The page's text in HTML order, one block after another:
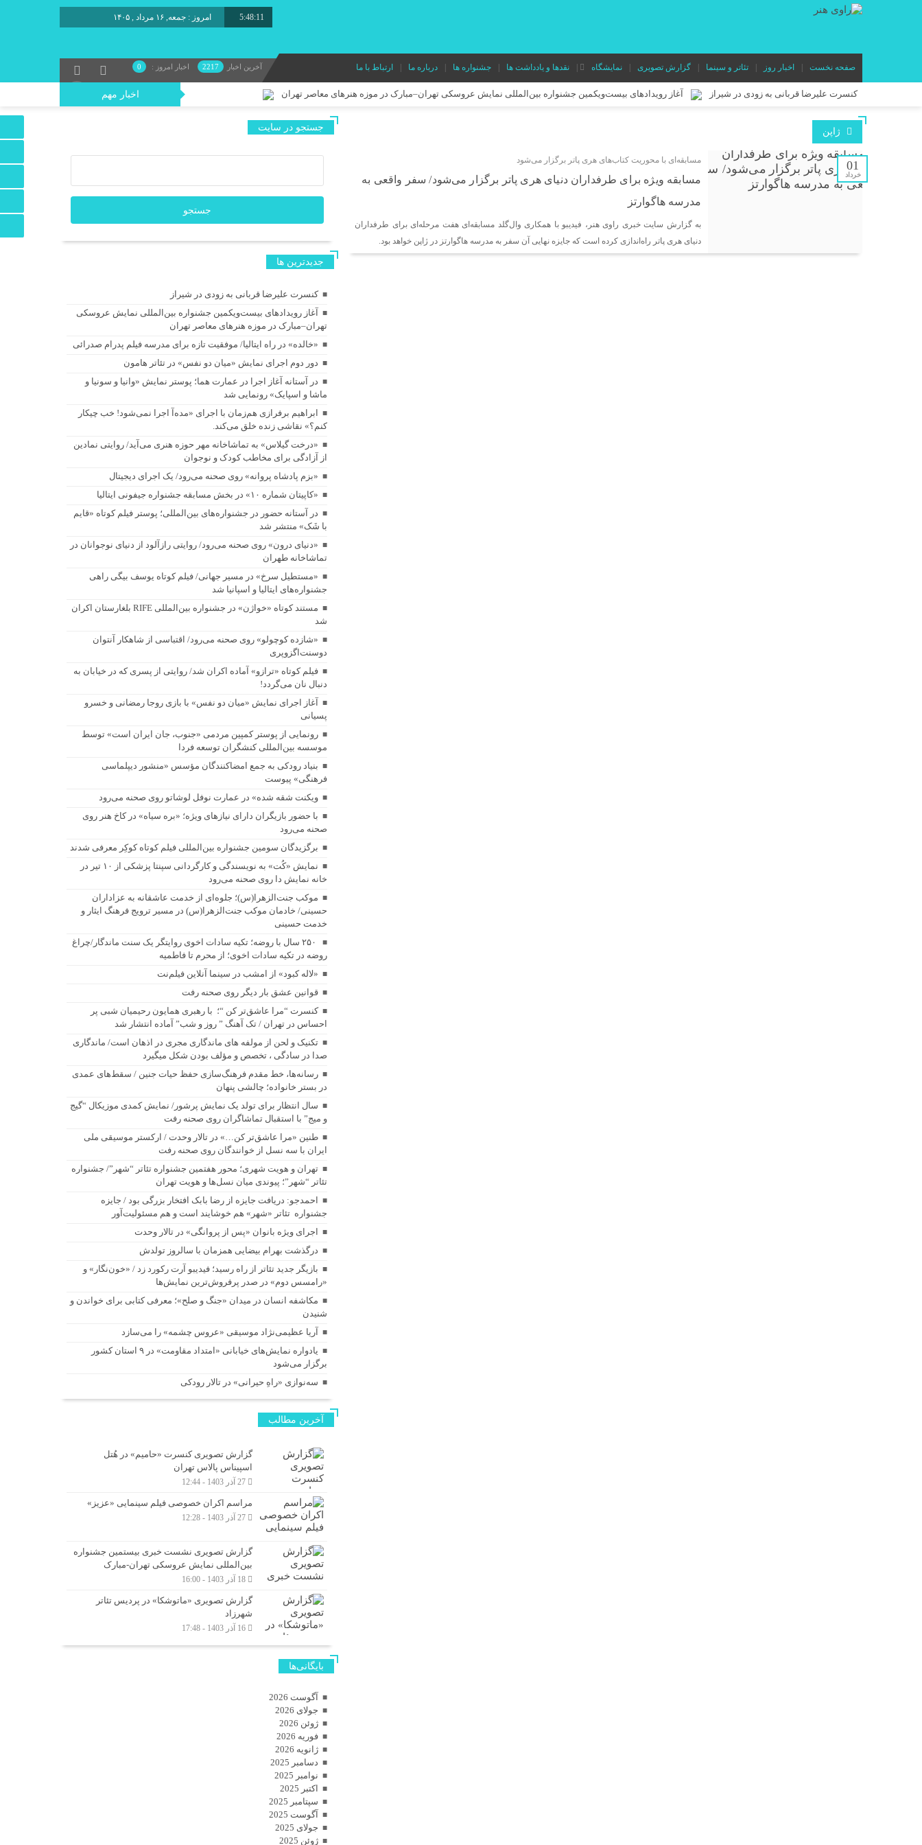
5:48:12 امروز : جمعه, ۱۶ مرداد , ۱۴۰۵
صفحه نخست اخبار روز تئاتر و سینما گزارش تصویری نمایشگاه نقدها و یادداشت ها جشنواره ها درباره ما ارتباط با ما آخرین اخبار 2217 اخبار امروز : 0
اخبار مهم کنسرت علیرضا قربانی به زودی در شیراز آغاز رویدادهای بیست‌ویکمین جشنواره بین‌المللی نمایش عروسکی تهران–مبارک در موزه هنرهای معاصر تهران
در آستانه آغاز اجرا در عمارت هما؛ پوستر نمایش «وانیا و سونیا و ماشا و اسپایک» رونمایی شد
ابراهیم برفرازی هم‌زمان با اجرای «مده‌آ اجرا نمی‌شود! خب چیکار کنم؟» نقاشی زنده خلق می‌کند.
«درخت گیلاس» به تماشاخانه مهر حوزه هنری می‌آید/ روایتی نمادین از آزادگی برای مخاطب کودک و نوجوان «بزم پادشاه پروانه» روی صحنه می‌رود/ یک اجرای دیجیتال
«دنیای درون» روی صحنه می‌رود/ روایتی رازآلود از دنیای نوجوانان در تماشاخانه طهران
«مستطیل سرخ» در مسیر جهانی/ فیلم کوتاه یوسف بیگی راهی جشنواره‌های ایتالیا و اسپانیا شد مستند کوتاه «خواژن» در جشنواره بین‌المللی RIFE بلغارستان اکران شد
ژاپن
01
خرداد
مسابقه‌ای با محوریت کتاب‌های هری پاتر برگزار می‌شود
مسابقه ویژه برای طرفداران دنیای هری پاتر برگزار می‌شود/ سفر واقعی به
مدرسه هاگوارتز
به گزارش سایت خبری راوی هنر، فیدیبو با همکاری وال‌گلد مسابقه‌ای هفت مرحله‌ای برای طرفداران
دنیای هری پاتر راه‌اندازی کرده است که جایزه نهایی آن سفر به مدرسه هاگوارتز در ژاپن خواهد بود.
جستجو در سایت
جديدترين ها
کنسرت علیرضا قربانی به زودی در شیراز
آغاز رویدادهای بیست‌ویکمین جشنواره بین‌المللی نمایش عروسکی
تهران–مبارک در موزه هنرهای معاصر تهران
«خالده» در راه ایتالیا/ موفقیت تازه برای مدرسه فیلم پدرام صدرائی
دور دوم اجرای نمایش «میان دو نفس» در تئاتر هامون
در آستانه آغاز اجرا در عمارت هما؛ پوستر نمایش «وانیا و سونیا و
ماشا و اسپایک» رونمایی شد
ابراهیم برفرازی هم‌زمان با اجرای «مده‌آ اجرا نمی‌شود! خب چیکار
کنم؟» نقاشی زنده خلق می‌کند.
«درخت گیلاس» به تماشاخانه مهر حوزه هنری می‌آید/ روایتی نمادین
از آزادگی برای مخاطب کودک و نوجوان
«بزم پادشاه پروانه» روی صحنه می‌رود/ یک اجرای دیجیتال
«کاپیتان شماره ۱۰» در بخش مسابقه جشنواره جیفونی ایتالیا
در آستانه حضور در جشنواره‌های بین‌المللی؛ پوستر فیلم کوتاه «قایم
با شَک» منتشر شد
«دنیای درون» روی صحنه می‌رود/ روایتی رازآلود از دنیای نوجوانان در
تماشاخانه طهران
«مستطیل سرخ» در مسیر جهانی/ فیلم کوتاه یوسف بیگی راهی
جشنواره‌های ایتالیا و اسپانیا شد
مستند کوتاه «خواژن» در جشنواره بین‌المللی RIFE بلغارستان اکران
شد
«شازده کوچولو» روی صحنه می‌رود/ اقتباسی از شاهکار آنتوان
دوسنت‌اگزوپری
فیلم کوتاه «ترازو» آماده اکران شد/ روایتی از پسری که در خیابان به
دنبال نان می‌گردد!
آغاز اجرای نمایش «میان دو نفس» با بازی روجا رمضانی و خسرو
پسیانی
رونمایی از پوستر کمپین مردمی «جنوب، جان ایران است» توسط
موسسه بین‌المللی کنشگران توسعه فردا
بنیاد رودکی به جمع امضاکنندگان مؤسس «منشور دیپلماسی
فرهنگی» پیوست
ویکنت شقه شده» در عمارت نوفل لوشاتو روی صحنه می‌رود
با حضور بازیگران دارای نیازهای ویژه؛ «بره سیاه» در کاخ هنر روی
صحنه می‌رود
برگزیدگان سومین جشنواره بین‌المللی فیلم کوتاه کوکِر معرفی شدند
نمایش «کُت» به نویسندگی و کارگردانی سپنتا پزشکی از ۱۰ تیر در
خانه نمایش دا روی صحنه می‌رود
موکب جنت‌الزهرا(س)؛ جلوه‌ای از خدمت عاشقانه به عزاداران
حسینی/ خادمان موکب جنت‌الزهرا(س) در مسیر ترویج فرهنگ ایثار و
خدمت حسینی
۲۵۰ سال با روضه؛ تکیه سادات اخوی روایتگر یک سنت ماندگار/چراغ
روضه در تکیه سادات اخوی؛ از محرم تا فاطمیه
«لاله کبود» از امشب در سینما آنلاین فیلم‌نت
قوانین عشق بار دیگر روی صحنه رفت
کنسرت “مرا عاشق‌تر کن “؛ با رهبری همایون رحیمیان شبی پر
احساس در تهران / تک آهنگ ” روز و شب” آماده انتشار شد
تکنیک و لحن از مولفه های ماندگاری مجری در اذهان است/ ماندگاری
صدا در سادگی ، تخصص و مؤلف بودن شکل میگیرد
رسانه‌ها، خط مقدم فرهنگ‌سازی حفظ حیات جنین / سقط‌های عمدی
در بستر خانواده؛ چالشی پنهان
سال انتظار برای تولد یک نمایش پرشور/ نمایش کمدی موزیکال “گیج
و میج” با استقبال تماشاگران روی صحنه رفت
طنین «مرا عاشق‌تر کن…» در تالار وحدت / ارکستر موسیقی ملی
ایران با سه نسل از خوانندگان روی صحنه رفت
تهران و هویت شهری؛ محور هفتمین جشنواره تئاتر “شهر”/ جشنواره
تئاتر “شهر”؛ پیوندی میان نسل‌ها و هویت تهران
احمدجو: دریافت جایزه از رضا بابک افتخار بزرگی بود / جایزه
جشنواره تئاتر «شهر» هم خوشایند است و هم مسئولیت‌آور
اجرای ویژه بانوان «پس از پروانگی» در تالار وحدت
درگذشت بهرام بیضایی همزمان با سالروز تولدش
بازیگر جدید تئاتر از راه رسید؛ فیدیبو آرت رکورد زد / «خون‌نگار» و
«رامسس دوم» در صدر پرفروش‌ترین نمایش‌ها
مکاشفه انسان در میدان «جنگ و صلح»؛ معرفی کتابی برای خواندن و
شنیدن
آریا عظیمی‌نژاد موسیقی «عروس چشمه» را می‌سازد
یادواره نمایش‌های خیابانی «امتداد مقاومت» در ۹ استان کشور
برگزار می‌شود
سه‌نوازی «راهِ حیرانی» در تالار رودکی
آخرین مطالب
گزارش تصویری کنسرت «حامیم» در هُتل
اسپیناس پالاس تهران
27 آذر 1403 - 12:44
مراسم اکران خصوصی فیلم سینمایی «عزیز»
27 آذر 1403 - 12:28
گزارش تصویری نشست خبری بیستمین جشنواره
بین‌المللی نمایش عروسکی تهران-مبارک
18 آذر 1403 - 16:00
گزارش تصویری «ماتوشکا» در پردیس تئاتر
شهرزاد
16 آذر 1403 - 17:48
بایگانی‌ها
آگوست 2026
جولای 2026
ژوئن 2026
فوریه 2026
ژانویه 2026
دسامبر 2025
نوامبر 2025
اکتبر 2025
سپتامبر 2025
آگوست 2025
جولای 2025
ژوئن 2025